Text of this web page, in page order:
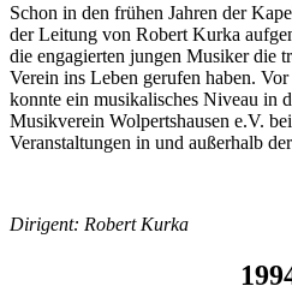
Schon in den frühen Jahren der
der Leitung von Robert Kurka
die engagierten jungen Musiker die
Verein ins Leben gerufen haben.
konnte ein musikalisches Niveau in
Musikverein Wolpertshausen e.V.
Veranstaltungen in und außerhalb
Dirigent: Robert Kurka